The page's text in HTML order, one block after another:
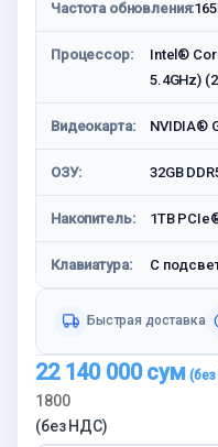
Частота обновления:
Процессор:
Intel®
5.4GHz)
Видеокарта: NVIDIA®
ОЗУ: 32GB
Накопитель: 1TB
Клавиатура: С
Быстрая доставка
22 140 000сум
1800
(без НДС)